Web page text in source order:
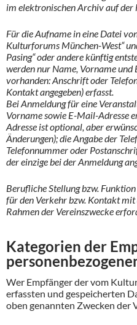
im elektronischen Archiv auf der
Für die Aufname in eine Datei
Kulturforums München-West“
Pasing“ oder andere künftig
werden nur Name, Vorname
vorhanden: Anschrift oder
Kontakt angegeben) erfasst.
Bei Anmeldung für eine
Vorname sowie E-Mail-Adresse
Adresse ist optional, aber
Änderungen); die Angabe der
Telefonnummer oder
der einzige bei der Anmeldung
Berufliche Stellung bzw.
für den Verkehr bzw. Kontakt mit
Rahmen der Vereinszwecke
Kategorien der
Wer Empfänger der vom
erfassten und gespeicherten
oben genannten Zwecken der